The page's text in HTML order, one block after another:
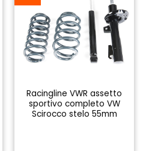
Racingline VWR assetto
sportivo completo VW
Scirocco stelo 55mm